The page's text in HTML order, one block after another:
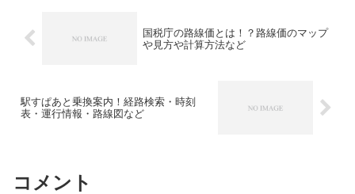
国税庁の路線価とは！？路線価のマップ
や見方や計算方法など
駅すぱあと乗換案内！経路検索・時刻
表・運行情報・路線図など
コメント